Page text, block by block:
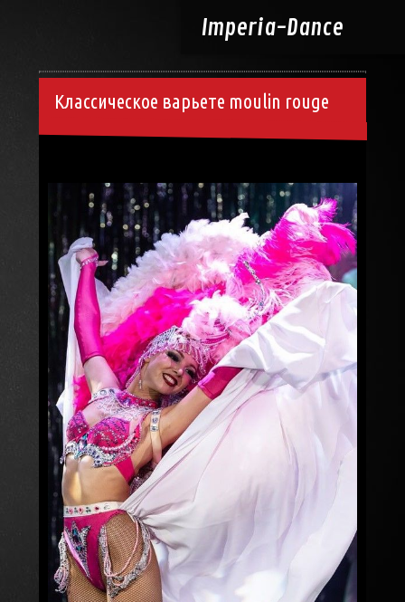
Imperia-Dance
Классическое варьете moulin rouge